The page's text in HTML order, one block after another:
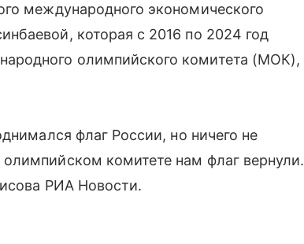
международного экономического
которая с 2016 по 2024 год
олимпийского комитета (МОК),
флаг России, но ничего не
комитете нам флаг вернули.
РИА Новости.